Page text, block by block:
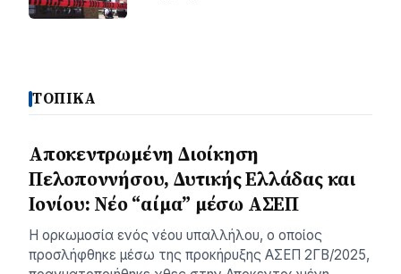
ΤΟΠΙΚΑ
Αποκεντρωμένη Διοίκηση
Πελοποννήσου, Δυτικής Ελλάδας και
Ιονίου: Νέο “αίμα” μέσω ΑΣΕΠ
Η ορκωμοσία ενός νέου υπαλλήλου, ο οποίος
προσλήφθηκε μέσω της προκήρυξης ΑΣΕΠ 2ΓΒ/2025,